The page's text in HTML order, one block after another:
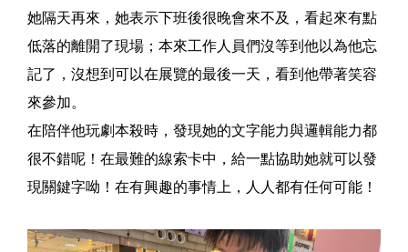
她隔天再來，她表示下班後很晚會來不及，看起來有點
低落的離開了現場；本來工作人員們沒等到他以為他忘
記了，沒想到可以在展覽的最後一天，看到他帶著笑容
來參加。
在陪伴他玩劇本殺時，發現她的文字能力與邏輯能力都
很不錯呢！在最難的線索卡中，給一點協助她就可以發
現關鍵字呦！在有興趣的事情上，人人都有任何可能！